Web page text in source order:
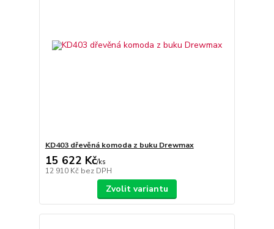
KD403 dřevěná komoda z buku Drewmax
15 622 Kč/ks
12 910 Kč bez DPH
Zvolit variantu